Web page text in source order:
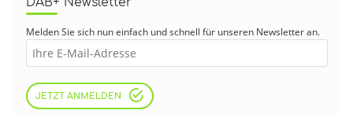
Melden Sie sich nun einfach und schnell für unseren Newsletter an.
JETZT ANMELDEN